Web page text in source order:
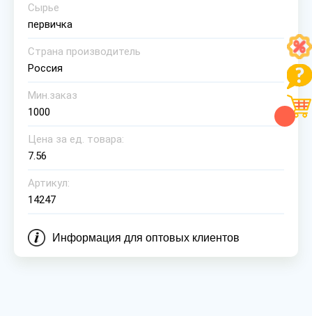
Сырье
первичка
Страна производитель
Россия
Мин.заказ
1000
Цена за ед. товара:
7.56
Артикул:
14247
Информация для оптовых клиентов